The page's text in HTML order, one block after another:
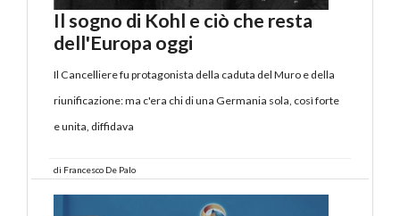
Il sogno di Kohl e ciò che resta
dell'Europa oggi
Il Cancelliere fu protagonista della caduta del Muro e della
riunificazione: ma c'era chi di una Germania sola, così forte
e unita, diffidava
di Francesco De Palo